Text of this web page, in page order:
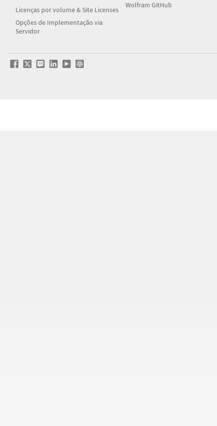
Licenças por volume & Site Licenses
Opções de Implementação via
Servidor
Wolfram GitHub